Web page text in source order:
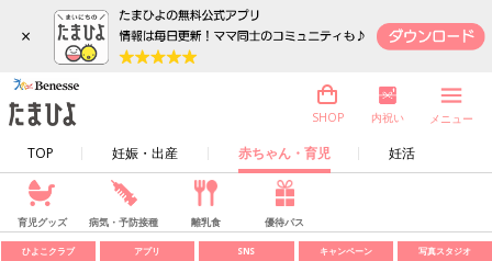
×
TOP 妊娠・出産 赤ちゃん・育児 妊活
SHOP 内祝い メニュー
育児グッズ 病気・予防接種 離乳食 優待パス
ひよこクラブ アプリ SNS キャンペーン 写真スタジオ